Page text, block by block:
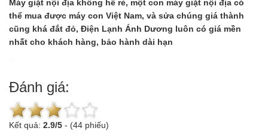
Máy giặt nội địa không hề rẻ, một con máy giặt nội địa có
thể mua được máy con Việt Nam, và sửa chúng giá thành
cũng khá đắt đỏ, Điện Lạnh Ánh Dương luôn có giá mền
nhất cho khách hàng, bảo hành dài hạn
Đánh giá:
Kết quả: 2.9/5 - (44 phiếu)